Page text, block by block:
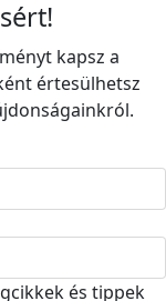
kapsz a
értesülhetsz
és tippek